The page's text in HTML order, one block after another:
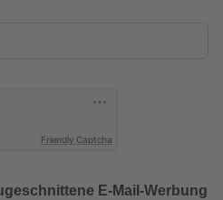
Friendly Captcha
E-Mail-Werbung